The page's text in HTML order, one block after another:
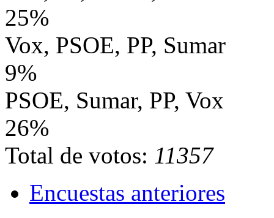
25%
Vox, PSOE, PP, Sumar
9%
PSOE, Sumar, PP, Vox
26%
Total de votos: 11357
Encuestas anteriores